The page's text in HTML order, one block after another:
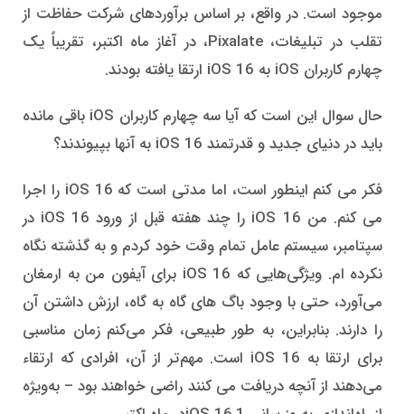
موجود است. در واقع، بر اساس برآوردهای شرکت حفاظت از
تقلب در تبلیغات، Pixalate، در آغاز ماه اکتبر، تقریباً یک
چهارم کاربران iOS به iOS 16 ارتقا یافته بودند.
حال سوال این است که آیا سه چهارم کاربران iOS باقی مانده
باید در دنیای جدید و قدرتمند iOS 16 به آنها بپیوندند؟
فکر می کنم اینطور است، اما مدتی است که iOS 16 را اجرا
می کنم. من iOS 16 را چند هفته قبل از ورود iOS 16 در
سپتامبر، سیستم عامل تمام وقت خود کردم و به گذشته نگاه
نکرده ام. ویژگی‌هایی که iOS 16 برای آیفون من به ارمغان
می‌آورد، حتی با وجود باگ های گاه به گاه، ارزش داشتن آن
را دارند. بنابراین، به طور طبیعی، فکر می‌کنم زمان مناسبی
برای ارتقا به iOS 16 است. مهم‌تر از آن، افرادی که ارتقاء
می‌دهند از آنچه دریافت می کنند راضی خواهند بود – به‌ویژه